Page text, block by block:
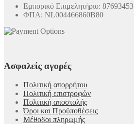
Εμπορικό Επιμελητήριο: 87693453
ΦΠΑ: NL004466860B80
Ασφαλείς αγορές
Πολιτική απορρήτου
Πολιτική επιστροφών
Πολιτική αποστολής
Όροι και Προϋποθέσεις
Μέθοδοι πληρωμής